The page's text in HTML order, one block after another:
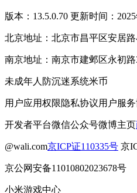
版本：13.5.0.70 更新时间：2025
北京地址：北京市昌平区安居
南京地址：南京市建邺区永初
未成年人防沉迷系统米币
用户应用权限隐私协议用户服
开发者平台微信公众号微博主页
@wali.com京ICP证110335号 京
京公网安备11010802023678号
小米游戏中心